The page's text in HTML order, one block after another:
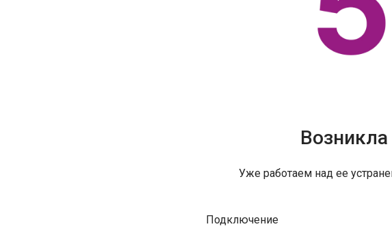
Уже работаем над ее
Подключение